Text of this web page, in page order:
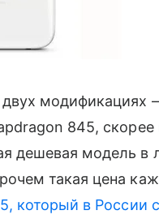
845, скорее
дешевая модель в
такая цена
который в России